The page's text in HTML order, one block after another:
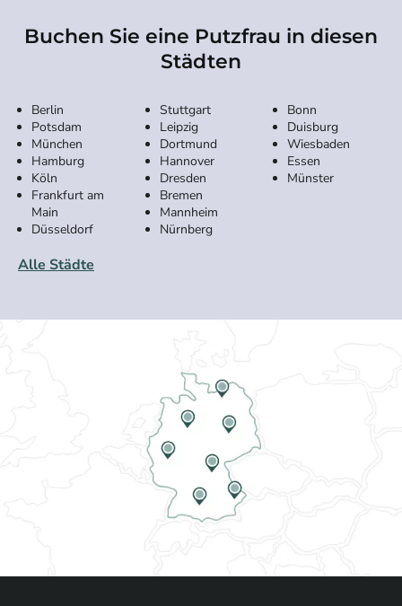
Buchen Sie eine Putzfrau in diesen
Städten
Berlin
Potsdam
München
Hamburg
Köln
Frankfurt am
Main
Düsseldorf
Stuttgart
Leipzig
Dortmund
Hannover
Dresden
Bremen
Mannheim
Nürnberg
Bonn
Duisburg
Wiesbaden
Essen
Münster
Alle Städte